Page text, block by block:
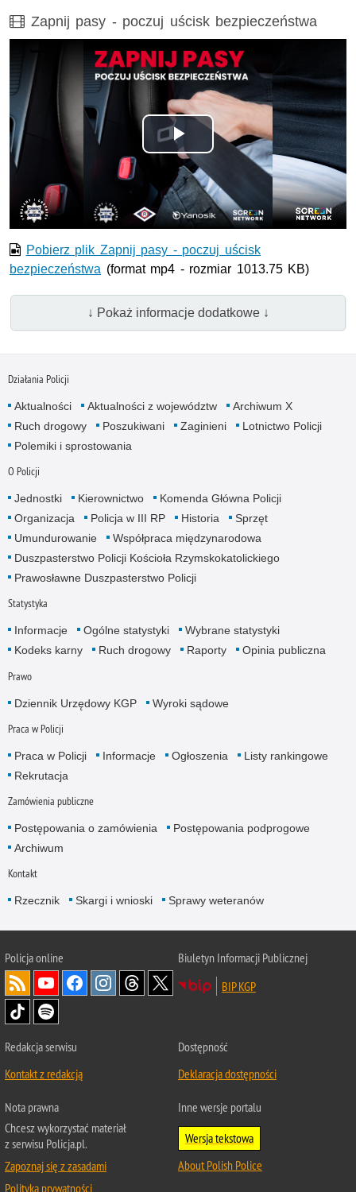
Film
Zapnij pasy - poczuj uścisk bezpieczeństwa
Opis filmu: Fragment wnętrza samochodu, gdzie widać
Odtwórz
wideo
Pobierz plik Zapnij pasy - poczuj uścisk
bezpieczeństwa (format mp4 - rozmiar 1013.75 KB)
↓ Pokaż informacje dodatkowe ↓
Działania Policji
Aktualności Aktualności z województw
Archiwum X
Ruch drogowy
Poszukiwani Zaginieni
Lotnictwo Policji
Polemiki i sprostowania
O Policji
Jednostki Kierownictwo
Komenda Główna Policji
Organizacja
Policja w III RP Historia
Sprzęt
Umundurowanie
Współpraca międzynarodowa
Duszpasterstwo Policji Kościoła Rzymskokatolickiego
Prawosławne Duszpasterstwo Policji
Statystyka
Informacje Ogólne statystyki
Wybrane statystyki
Kodeks karny
Ruch drogowy Raporty Opinia publiczna
Prawo
Dziennik Urzędowy KGP Wyroki sądowe
Praca w Policji
Praca w Policji Informacje Ogłoszenia
Listy rankingowe
Rekrutacja
Zamówienia publiczne
Postępowania o zamówienia
Postępowania podprogowe
Archiwum
Kontakt
Rzecznik Skargi i wnioski Sprawy weteranów
Policjaonline
Biuletyn Informacji Publicznej
BIP KGP
Redakcja serwisu
Kontakt z redakcją
Dostępność
Deklaracja dostępności
Nota prawna
Chcesz wykorzystać materiał
z serwisu Policja.pl.
Zapoznaj się z zasadami
Polityka prywatności
Inne wersje portalu
Wersja tekstowa
About Polish Police